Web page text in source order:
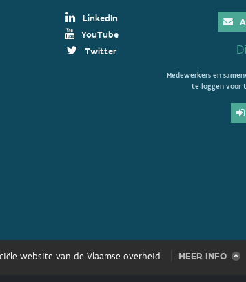
LinkedIn
YouTube
Twitter
Medewerkers en
te loggen voor
website van de Vlaamse overheid MEER INFO